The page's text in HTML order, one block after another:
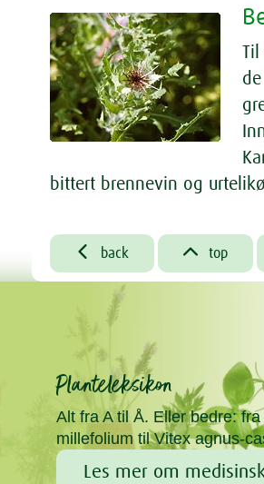
bittert brennevin og
 back  top
Planteleksikon
Alt fra A til Å. Eller bedre:
millefolium til Vitex agnus-
Les mer om